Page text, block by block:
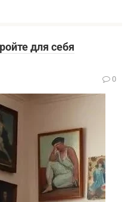
для себя
0